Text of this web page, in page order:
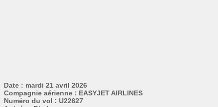
Date : mardi 21 avril 2026
Compagnie aérienne : EASYJET AIRLINES
Numéro du vol : U22627